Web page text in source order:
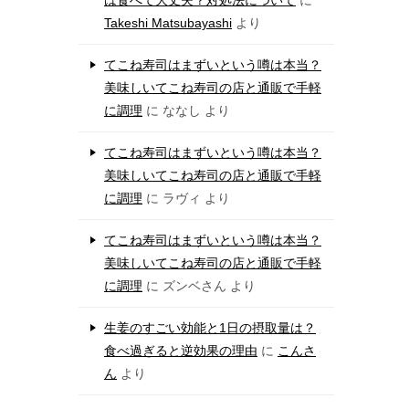
Takeshi Matsubayashi より
てこね寿司はまずいという噂は本当？
美味しいてこね寿司の店と通販で手軽
に調理 に ななし より
てこね寿司はまずいという噂は本当？
美味しいてこね寿司の店と通販で手軽
に調理 に ラヴィ より
てこね寿司はまずいという噂は本当？
美味しいてこね寿司の店と通販で手軽
に調理 に ズンベさん より
生姜のすごい効能と1日の摂取量は？
食べ過ぎると逆効果の理由 に こんさ
ん より